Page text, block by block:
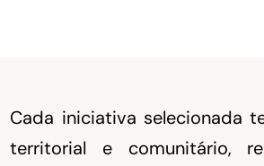
Cada iniciativa selecionada
territorial e comunitário,